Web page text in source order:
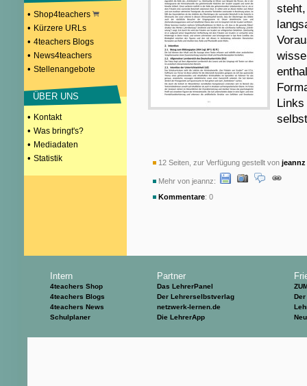
• Shop4teachers
• Kürzere URLs
• 4teachers Blogs
• News4teachers
• Stellenangebote
ÜBER UNS
• Kontakt
• Was bringt's?
• Mediadaten
• Statistik 12 Seiten, zur Verfügung gestellt von jeannz
Mehr von jeannz:
Kommentare: 0
Intern
4teachers Shop
4teachers Blogs
4teachers News
Schulplaner
Partner
Das LehrerPanel
Der Lehrerselbstverlag
netzwerk-lernen.de
Die LehrerApp